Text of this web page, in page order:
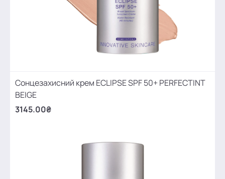
Сонцезахисний крем ECLIPSE SPF 50+ PERFECTINT
BEIGE
3145.00₴